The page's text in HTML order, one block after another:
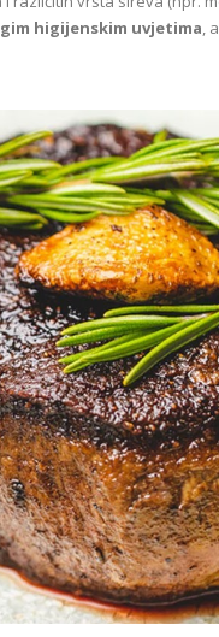
higijenskim uvjetima,